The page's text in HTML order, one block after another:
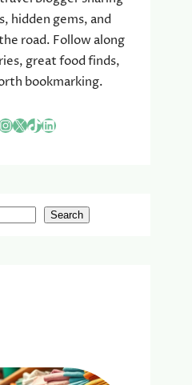
hidden gems, and
road. Follow along
great food finds,
bookmarking.
X TikTok LinkedIn
Search